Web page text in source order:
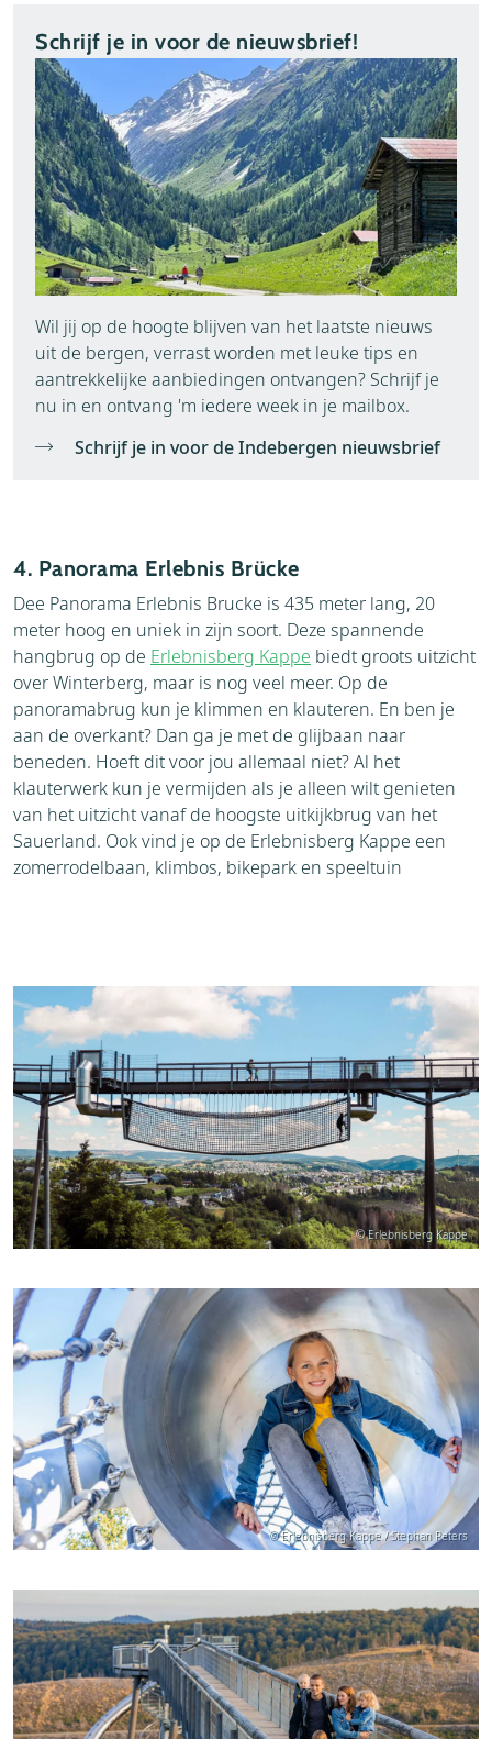
Schrijf je in voor de nieuwsbrief!
Wil jij op de hoogte blijven van het laatste nieuws
uit de bergen, verrast worden met leuke tips en
aantrekkelijke aanbiedingen ontvangen? Schrijf je
nu in en ontvang 'm iedere week in je mailbox.
Schrijf je in voor de Indebergen nieuwsbrief
4. Panorama Erlebnis Brücke
Dee Panorama Erlebnis Brucke is 435 meter lang, 20
meter hoog en uniek in zijn soort. Deze spannende
hangbrug op de Erlebnisberg Kappe biedt groots uitzicht
over Winterberg, maar is nog veel meer. Op de
panoramabrug kun je klimmen en klauteren. En ben je
aan de overkant? Dan ga je met de glijbaan naar
beneden. Hoeft dit voor jou allemaal niet? Al het
klauterwerk kun je vermijden als je alleen wilt genieten
van het uitzicht vanaf de hoogste uitkijkbrug van het
Sauerland. Ook vind je op de Erlebnisberg Kappe een
zomerrodelbaan, klimbos, bikepark en speeltuin
© Erlebnisberg Kappe
© Erlebnisberg Kappe / Stephan Peters